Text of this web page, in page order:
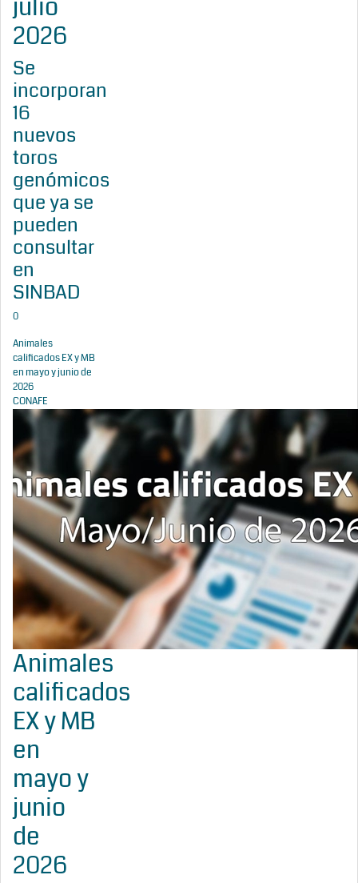
julio
2026
Se
incorporan
16
nuevos
toros
genómicos
que ya se
pueden
consultar
en
SINBAD
0
Animales
calificados EX y MB
en mayo y junio de
2026
CONAFE
Animales
calificados
EX y MB
en
mayo y
junio
de
2026